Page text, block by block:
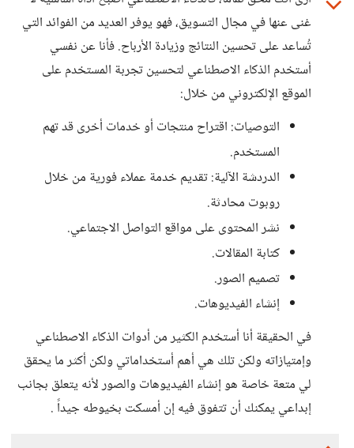
غنى عنها في مجال التسويق، فهو يوفر العديد من الفوائد التي
تُساعد على تحسين النتائج وزيادة الأرباح. فأنا عن نفسي
أستخدم الذكاء الاصطناعي لتحسين تجربة المستخدم على
الموقع الإلكتروني من خلال:
التوصيات: اقتراح منتجات أو خدمات أخرى قد تهم
المستخدم.
الدردشة الآلية: تقديم خدمة عملاء فورية من خلال
روبوت محادثة.
نشر المحتوى على مواقع التواصل الاجتماعي.
كتابة المقالات.
تصميم الصور.
إنشاء الفيديوهات.
في الحقيقة أنا أستخدم الكثير من أدوات الذكاء الاصطناعي
وإمتيازاته ولكن تلك هي أهم أستخداماتي ولكن أكثر ما يحقق
لي متعة خاصة هو إنشاء الفيديوهات والصور لأنه يتعلق بجانب
إبداعي يمكنك أن تتفوق فيه إن أمسكت بخيوطه جيداً .